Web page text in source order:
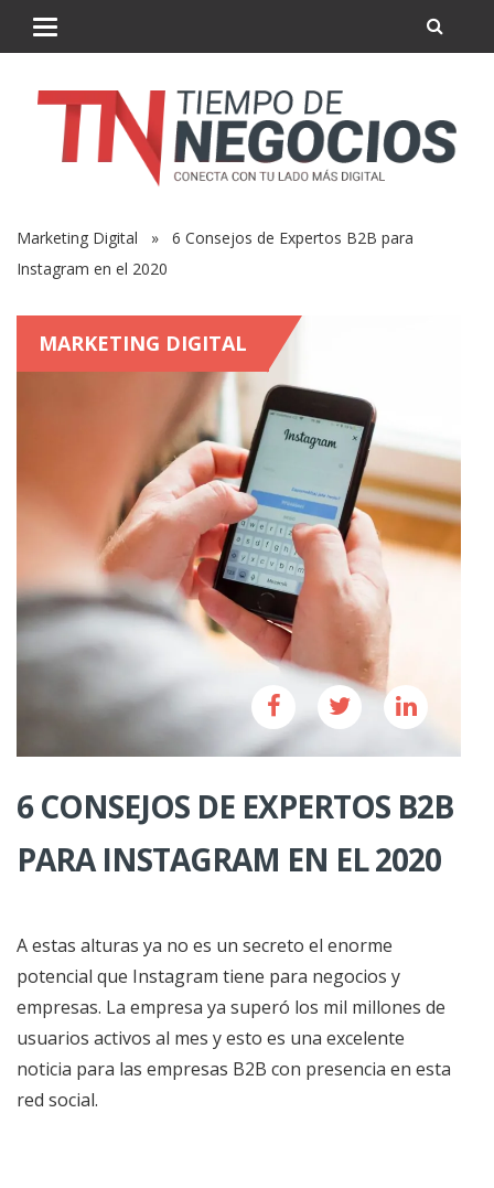
Marketing Digital » 6 Consejos de Expertos B2B para
Instagram en el 2020
MARKETING DIGITAL
6 CONSEJOS DE EXPERTOS B2B
PARA INSTAGRAM EN EL 2020
A estas alturas ya no es un secreto el enorme
potencial que Instagram tiene para negocios y
empresas. La empresa ya superó los mil millones de
usuarios activos al mes y esto es una excelente
noticia para las empresas B2B con presencia en esta
red social.